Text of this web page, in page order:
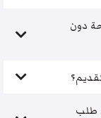
دون
طلب